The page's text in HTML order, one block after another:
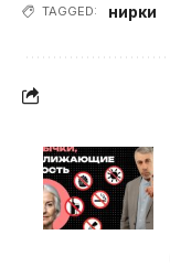
TAGGED: нирки